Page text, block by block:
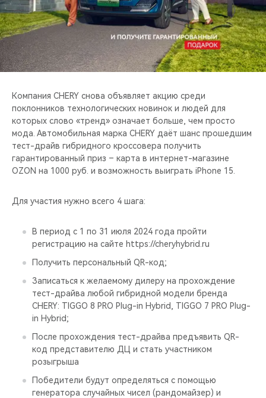
CHERY И СПОРТ
НАШИ МЕРОПРИЯТИЯ
ВИДЕООБЗОРЫ
CHERY ДЛЯ ДЕТЕЙ
Компания CHERY снова объявляет акцию среди
поклонников технологических новинок и людей для
которых слово «тренд» означает больше, чем просто
мода. Автомобильная марка CHERY даёт шанс прошедшим
тест-драйв гибридного кроссовера получить
гарантированный приз – карта в интернет-магазине
OZON на 1000 руб. и возможность выиграть iPhone 15.
Для участия нужно всего 4 шага:
В период с 1 по 31 июля 2024 года пройти
регистрацию на сайте https://cheryhybrid.ru
Получить персональный QR-код;
Записаться к желаемому дилеру на прохождение
тест-драйва любой гибридной модели бренда
CHERY: TIGGO 8 PRO Plug-in Hybrid, TIGGO 7 PRO Plug-
in Hybrid;
После прохождения тест-драйва предъявить QR-
код представителю ДЦ и стать участником
розыгрыша
Победители будут определяться с помощью
генератора случайных чисел (рандомайзер) и